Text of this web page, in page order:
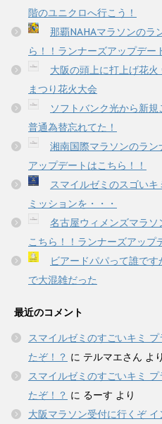
階のユニクロへ行こう！
那覇NAHAマラソンのラ
ら！！ランナーズアップデー
大阪の頭上に打上げ花
まつり花火大会
ソフトバンク光から新
普通為替忘れてた！
湘南国際マラソンのラ
アップデートはこちら！！
スマイルゼミのスゴい
ミッションを・・・
名古屋ウィメンズマラ
こちら！！ランナーズアップ
ビアードパパって誰で
で大混雑だった
最近のコメント
スマイルゼミのすごいキミ
たぞ！？ に テルマエさん より
スマイルゼミのすごいキミ
たぞ！？ に るーす より
大阪マラソン受付に行くぞ